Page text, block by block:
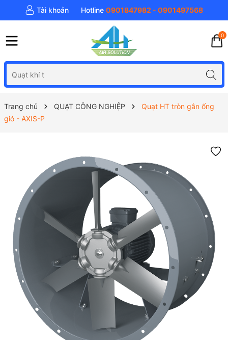
Tài khoản Hotline 0901847982 - 0901497568
0
Trang chủ QUẠT CÔNG NGHIỆP
Quạt HT tròn gắn ống
gió - AXIS-P